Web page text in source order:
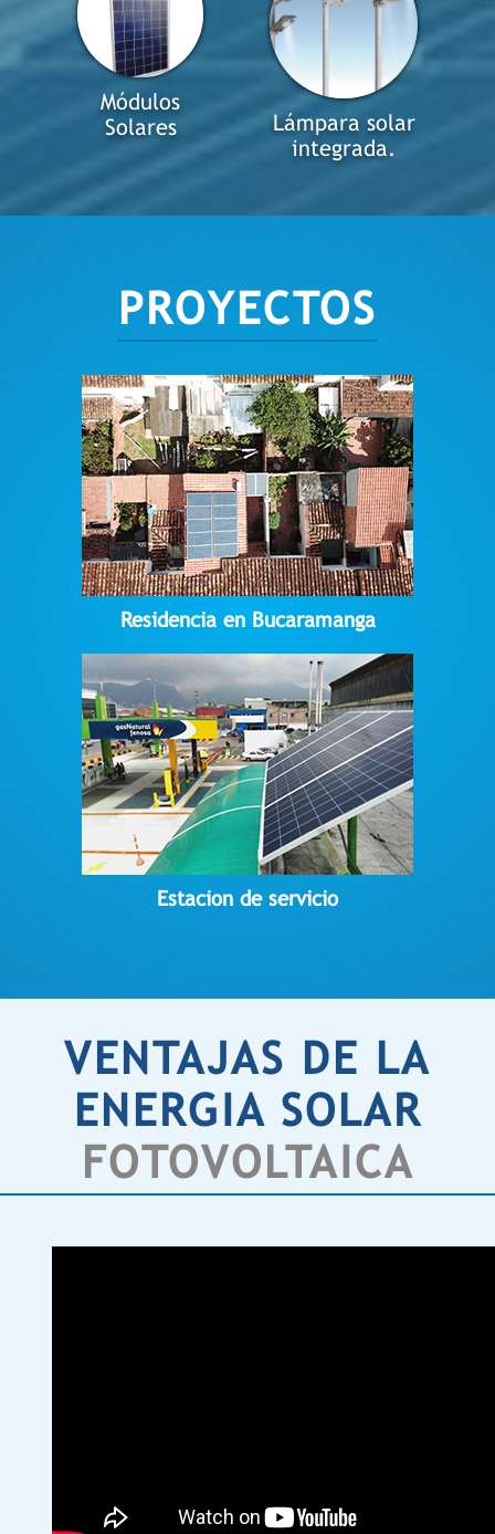
Módulos
Solares
Lámpara solar
integrada.
PROYECTOS
Residencia en Bucaramanga
Estacion de servicio
VENTAJAS DE LA
ENERGIA SOLAR
FOTOVOLTAICA